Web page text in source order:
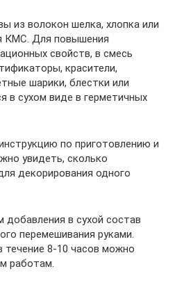
из волокон шелка, хлопка или
КМС. Для повышения
свойств, в смесь
красители,
шарики, блестки или
в сухом виде в герметичных
по приготовлению и
увидеть, сколько
декорирования одного
добавления в сухой состав
перемешивания руками.
течение 8-10 часов можно
работам.